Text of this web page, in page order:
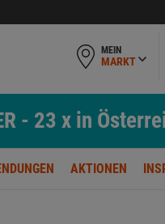
MEIN
MARKT
- 23 x in
AKTIONEN